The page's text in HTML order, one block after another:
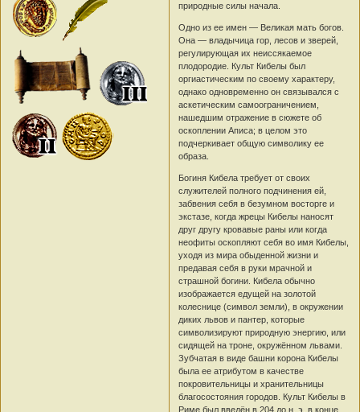
природные силы начала.
Одно из ее имен — Великая мать богов.
Она — владычица гор, лесов и зверей,
регулирующая их неиссякаемое
плодородие. Культ Кибелы был
оргиастическим по своему характеру,
однако одновременно он связывался с
аскетическим самоограничением,
нашедшим отражение в сюжете об
оскоплении Аписа; в целом это
подчеркивает общую символику ее
образа.
Богиня Кибела требует от своих
служителей полного подчинения ей,
забвения себя в безумном восторге и
экстазе, когда жрецы Кибелы наносят
друг другу кровавые раны или когда
неофиты оскопляют себя во имя Кибелы,
уходя из мира обыденной жизни и
предавая себя в руки мрачной и
страшной богини. Кибела обычно
изображается едущей на золотой
колеснице (символ земли), в окружении
диких львов и пантер, которые
символизируют природную энергию, или
сидящей на троне, окружённом львами.
Зубчатая в виде башни корона Кибелы
была ее атрибутом в качестве
покровительницы и хранительницы
благосостояния городов. Культ Кибелы в
Риме был введён в 204 до н. э. в конце